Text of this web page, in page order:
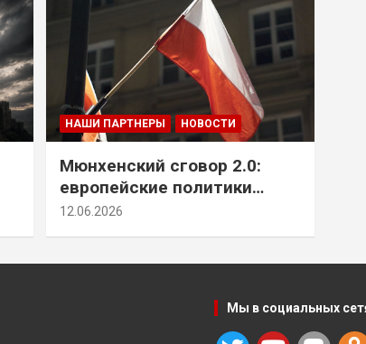
НАШИ ПАРТНЕРЫ НОВОСТИ
Мюнхенский сговор 2.0:
европейские политики
снова растят монстра у
12.06.2026
Мы в социальных